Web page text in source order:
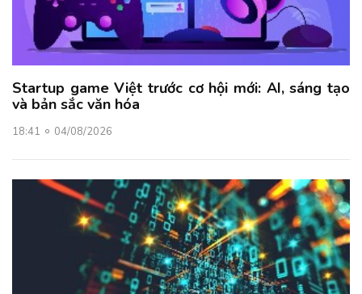
Startup game Việt trước cơ hội mới: AI, sáng tạo
và bản sắc văn hóa
18:41 04/08/2026